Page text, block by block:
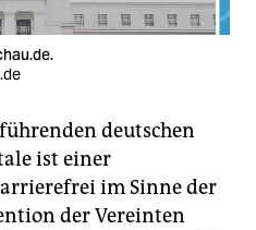
deutschen
ist einer
im Sinne der
der Vereinten